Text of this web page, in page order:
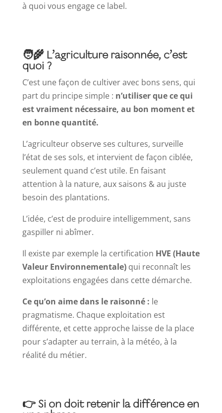
à quoi vous engage ce label.
🧑‍🌾 L’agriculture raisonnée, c’est
quoi ?
C’est une façon de cultiver avec bons sens, qui
part du principe simple : n’utiliser que ce qui
est vraiment nécessaire, au bon moment et
en bonne quantité.
L’agriculteur observe ses cultures, surveille
l’état de ses sols, et intervient de façon ciblée,
seulement quand c’est utile. En faisant
attention à la nature, aux saisons & au juste
besoin des plantations.
L’idée, c’est de produire intelligemment, sans
gaspiller ni abîmer.
Il existe par exemple la certification HVE (Haute
Valeur Environnementale)qui reconnaît les
exploitations engagées dans cette démarche.
Ce qu’on aime dans le raisonné : le
pragmatisme. Chaque exploitation est
différente, et cette approche laisse de la place
pour s’adapter au terrain, à la météo, à la
réalité du métier.
👉 Si on doit retenir la différence en